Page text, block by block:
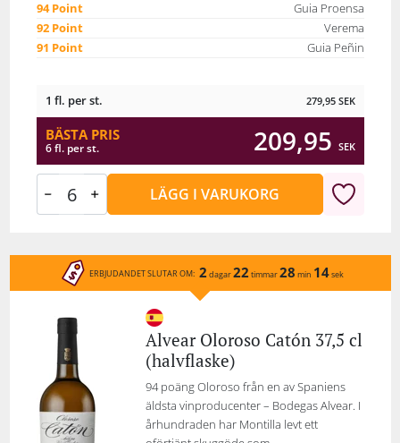
94 Point
Guia Proensa
92 Point
Verema
91 Point
Guia Peñin
1 fl. per st. 279,95 SEK
BÄSTA PRIS
6 fl. per st. 209,95 SEK
LÄGG I VARUKORG
ERBJUDANDET SLUTAR OM: 2 dagar22 timmar28 min 14sek
Alvear Oloroso Catón 37,5 cl
(halvflaske)
94 poäng Oloroso från en av Spaniens
äldsta vinproducenter – Bodegas Alvear. I
århundraden har Montilla levt ett